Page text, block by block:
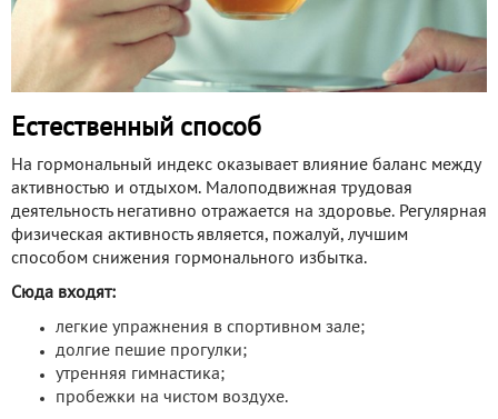
Естественный способ
На гормональный индекс оказывает влияние баланс между
активностью и отдыхом. Малоподвижная трудовая
деятельность негативно отражается на здоровье. Регулярная
физическая активность является, пожалуй, лучшим
способом снижения гормонального избытка.
Сюда входят:
легкие упражнения в спортивном зале;
долгие пешие прогулки;
утренняя гимнастика;
пробежки на чистом воздухе.